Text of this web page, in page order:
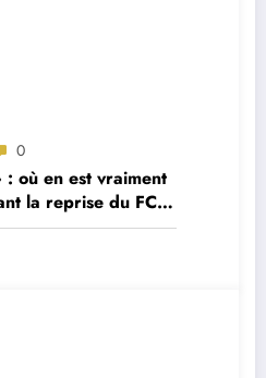
0
: où en est vraiment
la reprise du FC